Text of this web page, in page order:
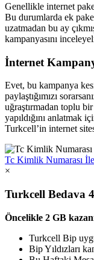
Genellikle internet
Bu durumlarda ek
uzatmadan bu ay
kampanyasını
İnternet
Evet, bu kampanya
paylaştığımızı
uğraştırmadan toplu
yapıldığını anlatmak
Turkcell’in internet
Tc Kimlik Numarası
×
Turkcell Bedava
Öncelikle 2 GB
Turkcell Bip
Bip Yıldızları